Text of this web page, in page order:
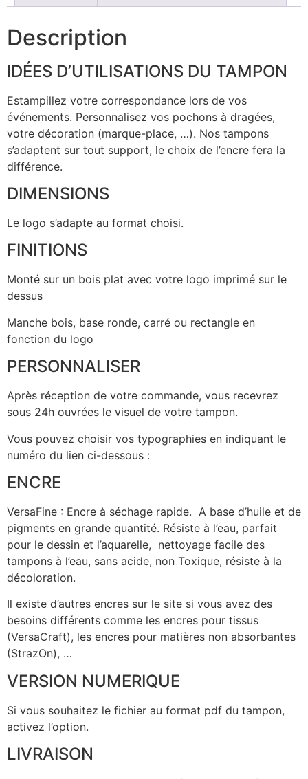
Description
IDÉES D’UTILISATIONS DU TAMPON
Estampillez votre correspondance lors de vos
événements. Personnalisez vos pochons à dragées,
votre décoration (marque-place, …). Nos tampons
s’adaptent sur tout support, le choix de l’encre fera la
différence.
DIMENSIONS
Le logo s’adapte au format choisi.
FINITIONS
Monté sur un bois plat avec votre logo imprimé sur le
dessus
Manche bois, base ronde, carré ou rectangle en
fonction du logo
PERSONNALISER
Après réception de votre commande, vous recevrez
sous 24h ouvrées le visuel de votre tampon.
Vous pouvez choisir vos typographies en indiquant le
numéro du lien ci-dessous :
ENCRE
VersaFine : Encre à séchage rapide. A base d’huile et de
pigments en grande quantité. Résiste à l’eau, parfait
pour le dessin et l’aquarelle, nettoyage facile des
tampons à l’eau, sans acide, non Toxique, résiste à la
décoloration.
Il existe d’autres encres sur le site si vous avez des
besoins différents comme les encres pour tissus
(VersaCraft), les encres pour matières non absorbantes
(StrazOn), …
VERSION NUMERIQUE
Si vous souhaitez le fichier au format pdf du tampon,
activez l’option.
LIVRAISON